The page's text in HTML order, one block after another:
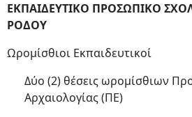
ΕΚΠΑΙΔΕΥΤΙΚΟ ΠΡΟΣΩΠΙΚΟ
ΡΟΔΟΥ
Ωρομίσθιοι Εκπαιδευτικοί
Δύο (2) θέσεις ωρομίσθιων
Αρχαιολογίας (ΠΕ)